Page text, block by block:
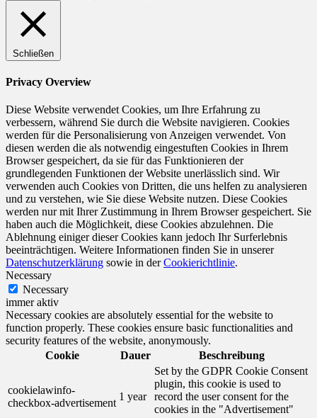
Schließen
Privacy Overview
Diese Website verwendet Cookies, um Ihre Erfahrung zu
verbessern, während Sie durch die Website navigieren. Cookies
werden für die Personalisierung von Anzeigen verwendet. Von
diesen werden die als notwendig eingestuften Cookies in Ihrem
Browser gespeichert, da sie für das Funktionieren der
grundlegenden Funktionen der Website unerlässlich sind. Wir
verwenden auch Cookies von Dritten, die uns helfen zu analysieren
und zu verstehen, wie Sie diese Website nutzen. Diese Cookies
werden nur mit Ihrer Zustimmung in Ihrem Browser gespeichert. Sie
haben auch die Möglichkeit, diese Cookies abzulehnen. Die
Ablehnung einiger dieser Cookies kann jedoch Ihr Surferlebnis
beeinträchtigen. Weitere Informationen finden Sie in unserer
Datenschutzerklärung sowie in derCookierichtlinie.
Necessary
Necessary
immer aktiv
Necessary cookies are absolutely essential for the website to
function properly. These cookies ensure basic functionalities and
security features of the website, anonymously.
Cookie
Dauer Beschreibung
cookielawinfo-
checkbox-advertisement
1 year
Set by the GDPR Cookie Consent
plugin, this cookie is used to
record the user consent for the
cookies in the "Advertisement"